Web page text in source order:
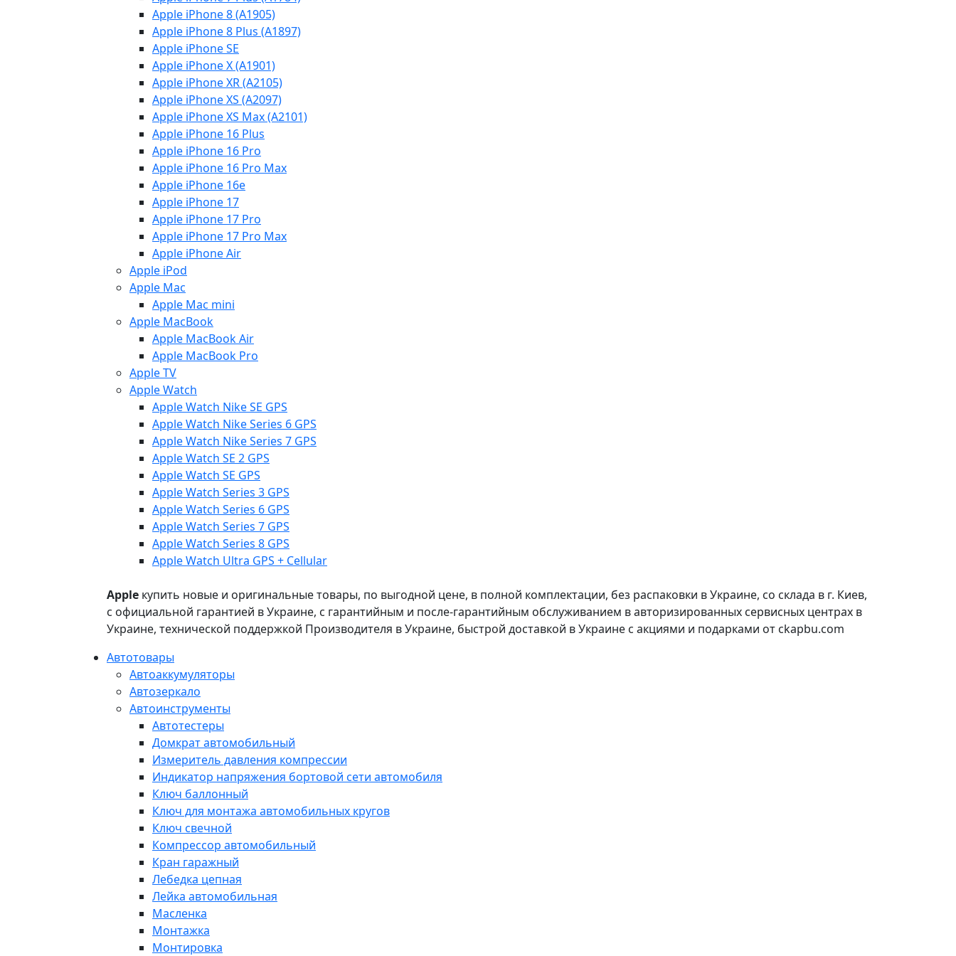
Apple iPhone 8 (A1905)
Apple iPhone 8 Plus (A1897)
Apple iPhone SE
Apple iPhone X (A1901)
Apple iPhone XR (A2105)
Apple iPhone XS (A2097)
Apple iPhone XS Max (A2101)
Apple iPhone 16 Plus
Apple iPhone 16 Pro
Apple iPhone 16 Pro Max
Apple iPhone 16e
Apple iPhone 17
Apple iPhone 17 Pro
Apple iPhone 17 Pro Max
Apple iPhone Air
Apple iPod
Apple Mac
Apple Mac mini
Apple MacBook
Apple MacBook Air
Apple MacBook Pro
Apple TV
Apple Watch
Apple Watch Nike SE GPS
Apple Watch Nike Series 6 GPS
Apple Watch Nike Series 7 GPS
Apple Watch SE 2 GPS
Apple Watch SE GPS
Apple Watch Series 3 GPS
Apple Watch Series 6 GPS
Apple Watch Series 7 GPS
Apple Watch Series 8 GPS
Apple Watch Ultra GPS + Cellular
Apple купить новые и оригинальные товары, по выгодной цене, в полной комплектации, без распаковки в Украине, со склада в г. Киев,
с официальной гарантией в Украине, с гарантийным и после-гарантийным обслуживанием в авторизированных сервисных центрах в
Украине, технической поддержкой Производителя в Украине, быстрой доставкой в Украине с акциями и подарками от ckapbu.com
Автотовары
Автоаккумуляторы
Автозеркало
Автоинструменты
Автотестеры
Домкрат автомобильный
Измеритель давления компрессии
Индикатор напряжения бортовой сети автомобиля
Ключ баллонный
Ключ для монтажа автомобильных кругов
Ключ свечной
Компрессор автомобильный
Кран гаражный
Лебедка цепная
Лейка автомобильная
Масленка
Монтажка
Монтировка